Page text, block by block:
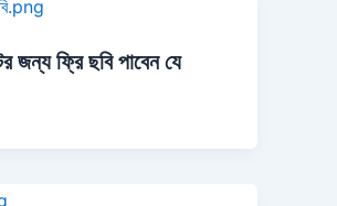
জন্য ফ্রি ছবি পাবেন যে